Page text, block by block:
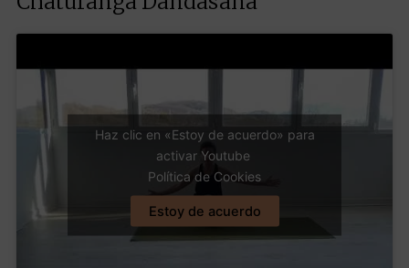
Haz clic en «Estoy de acuerdo» para
activar Youtube
Política de Cookies
Estoy de acuerdo